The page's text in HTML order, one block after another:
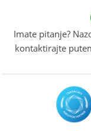
Imate pitanje?
kontaktirajte